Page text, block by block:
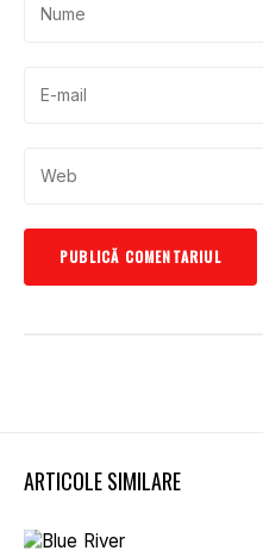
ARTICOLE SIMILARE